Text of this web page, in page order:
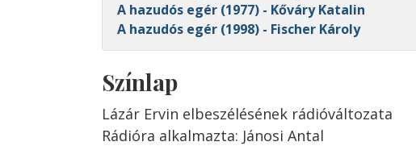
A hazudós egér (1977) - Kőváry Katalin
A hazudós egér (1998) - Fischer Károly
Színlap
Lázár Ervin elbeszélésének rádióváltozata
Rádióra alkalmazta: Jánosi Antal